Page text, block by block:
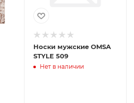
Носки мужские OMSA
STYLE 509
Нет в наличии